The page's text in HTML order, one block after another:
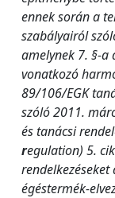
ennek során a
szabályairól
amelynek 7. §-a
vonatkozó
89/106/EGK
szóló 2011.
és tanácsi
regulation) 5.
rendelkezéseket
égéstermék-